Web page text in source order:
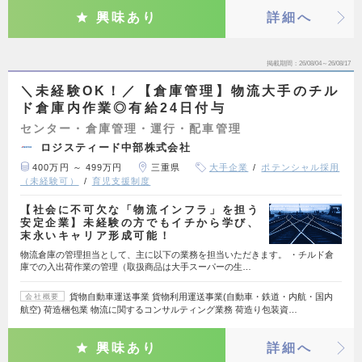
興味あり 詳細へ
掲載期間 26/08/04～26/08/17
＼未経験OK！／【倉庫管理】物流大手のチル
ド倉庫内作業◎有給24日付与
センター・倉庫管理・運行・配車管理
ロジスティード中部株式会社
400万円 ～ 499万円 三重県 大手企業
ポテンシャル採用
（未経験可）
育児支援制度
【社会に不可欠な「物流インフラ」を担う
安定企業】未経験の方でもイチから学び、
末永いキャリア形成可能！
物流倉庫の管理担当として、主に以下の業務を担当いただきます。 ・チルド倉
庫での入出荷作業の管理（取扱商品は大手スーパーの生…
会社概要
貨物自動車運送事業 貨物利用運送事業(自動車・鉄道・内航・国内
航空) 荷造梱包業 物流に関するコンサルティング業務 荷造り包装資…
興味あり 詳細へ